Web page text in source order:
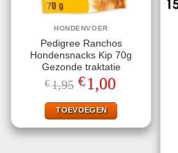
HONDENVOER
Pedigree Ranchos
Hondensnacks Kip 70g
Gezonde traktatie
€1,95 Oorspronkelijke
prijs
was:
€1,95.
€1,00
is:
€1,00.
TOEVOEGEN